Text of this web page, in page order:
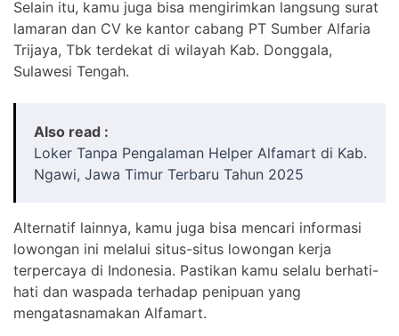
Selain itu, kamu juga bisa mengirimkan langsung surat
lamaran dan CV ke kantor cabang PT Sumber Alfaria
Trijaya, Tbk terdekat di wilayah Kab. Donggala,
Sulawesi Tengah.
Also read :
Loker Tanpa Pengalaman Helper Alfamart di Kab.
Ngawi, Jawa Timur Terbaru Tahun 2025
Alternatif lainnya, kamu juga bisa mencari informasi
lowongan ini melalui situs-situs lowongan kerja
terpercaya di Indonesia. Pastikan kamu selalu berhati-
hati dan waspada terhadap penipuan yang
mengatasnamakan Alfamart.